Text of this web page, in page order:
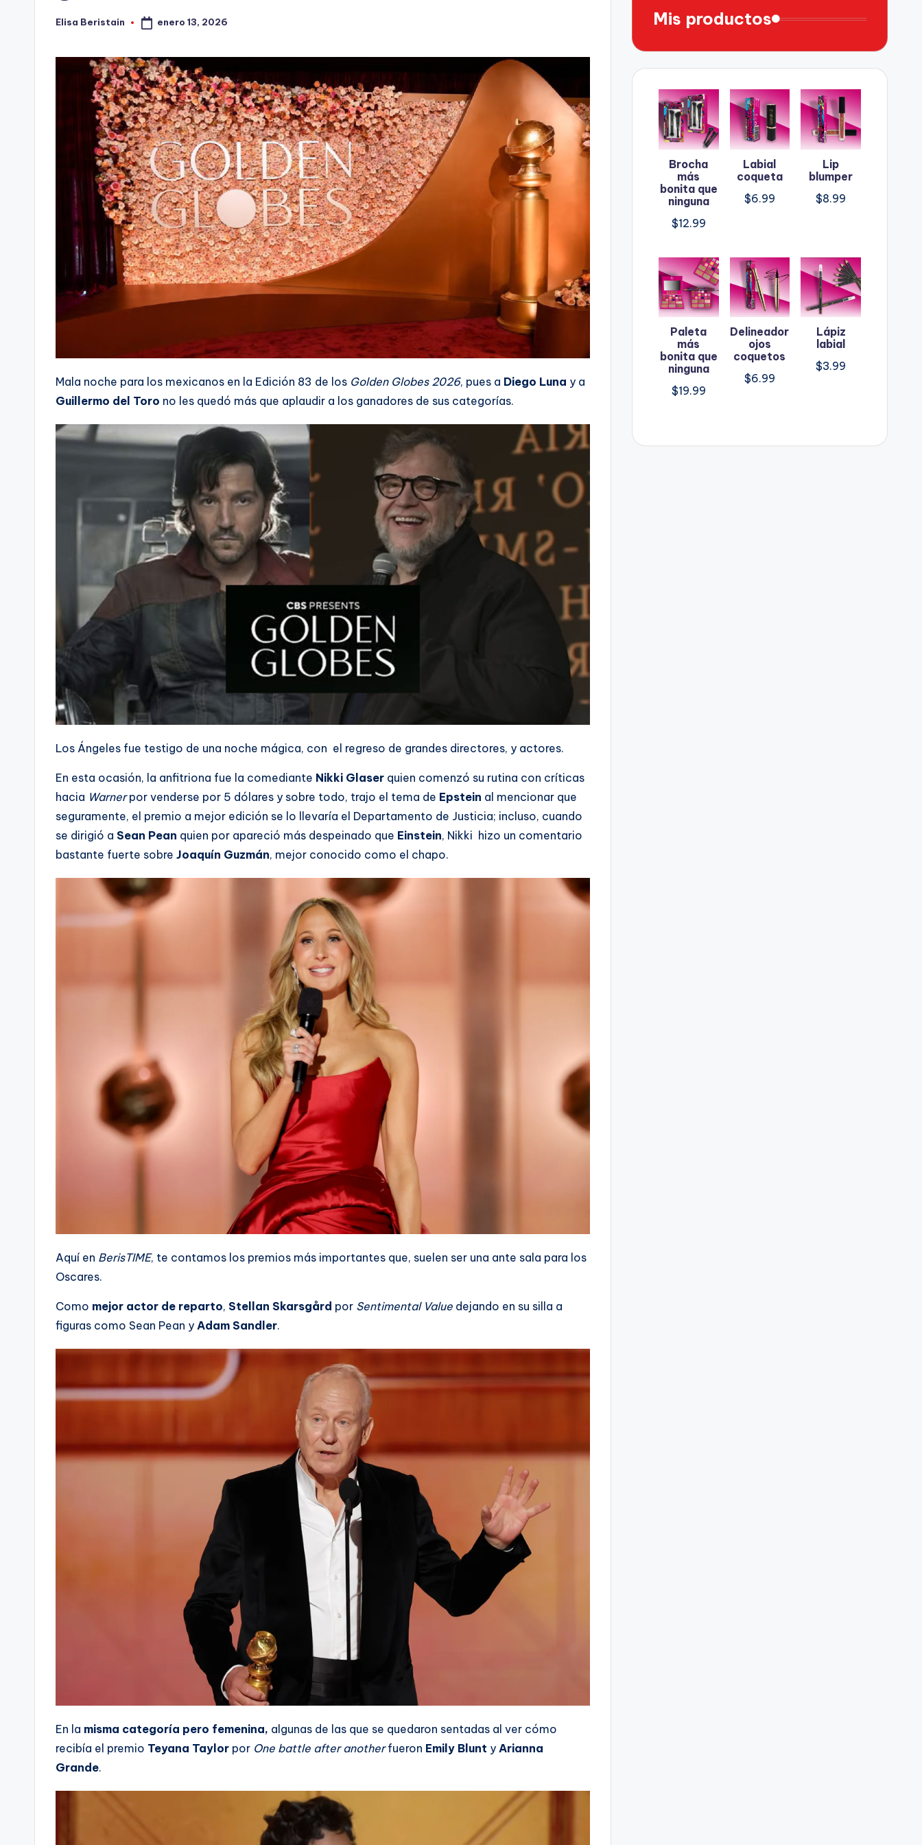
Publicado
Elisa Beristain enero 13, 2026
Mala noche para los mexicanos en la Edición 83 de los Golden Globes 2026, pues a Diego Luna y a
Guillermo del Toro no les quedó más que aplaudir a los ganadores de sus categorías.
Los Ángeles fue testigo de una noche mágica, con el regreso de grandes directores, y actores.
En esta ocasión, la anfitriona fue la comediante Nikki Glaser quien comenzó su rutina con críticas
hacia Warnerpor venderse por 5 dólares y sobre todo, trajo el tema de Epstein al mencionar que
seguramente, el premio a mejor edición se lo llevaría el Departamento de Justicia; incluso, cuando
se dirigió a Sean Pean quien por apareció más despeinado que Einstein, Nikki hizo un comentario
bastante fuerte sobre Joaquín Guzmán, mejor conocido como el chapo.
Aquí en BerisTIME, te contamos los premios más importantes que, suelen ser una ante sala para los
Oscares.
Como mejor actor de reparto, Stellan Skarsgård por Sentimental Value dejando en su silla a
figuras como Sean Pean y Adam Sandler.
En la misma categoría pero femenina, algunas de las que se quedaron sentadas al ver cómo
recibía el premio Teyana Taylor por One battle after anotherfueron Emily Blunt y Arianna
Grande.
Mis productos
Brocha
más
bonita que
ninguna
$12.99
Labial
coqueta
$6.99
Lip
blumper
$8.99
Paleta
más
bonita que
ninguna
$19.99
Delineador
ojos
coquetos
$6.99
Lápiz
labial
$3.99